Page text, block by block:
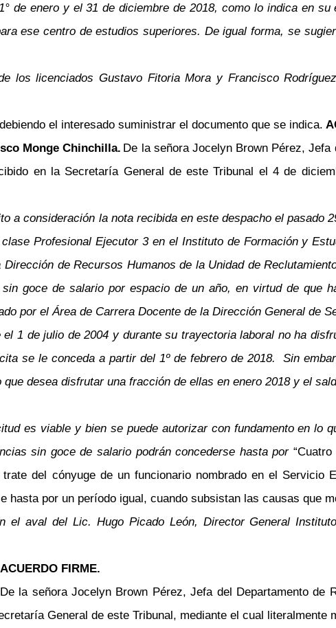
de enero y el 31 de diciembre de 2018, como lo indica en
ese centro de estudios superiores. De igual forma, se
los licenciados Gustavo Fitoria Mora y Francisco
el interesado suministrar el documento que se indica.
Monge Chinchilla. De la señora Jocelyn Brown Pérez, Jefa
en la Secretaría General de este Tribunal el 4 de
a consideración la nota recibida en este despacho el pasado
Profesional Ejecutor 3 en el Instituto de Formación y
de Recursos Humanos de la Unidad de
goce de salario por espacio de un año, en virtud de que
por el Área de Carrera Docente de la Dirección General de
1 de julio de 2004 y durante su trayectoria laboral no ha
se le conceda a partir del 1º de febrero de 2018. Sin
desea disfrutar una fracción de ellas en enero 2018 y el
es viable y bien se puede autorizar con fundamento en lo
sin goce de salario podrán concederse hasta por
del cónyuge de un funcionario nombrado en el Servicio
por un período igual, cuando subsistan las causas que
el aval del Lic. Hugo Picado León, Director General
ACUERDO FIRME.
De la señora Jocelyn Brown Pérez, Jefa del Departamento de
General de este Tribunal, mediante el cual literalmente